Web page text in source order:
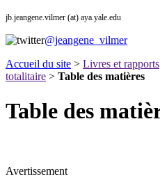
jb.jeangene.vilmer (at) aya.yale.edu
@jeangene_vilmer
Accueil du site > Livres et rapports
totalitaire > Table des matières
Table des
Avertissement